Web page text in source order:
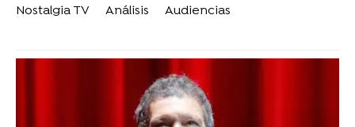
Nostalgia TV
Análisis Audiencias